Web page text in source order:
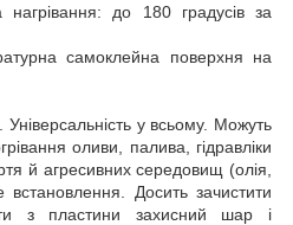
до 180 градусів за
самоклейна поверхня на
Універсальність у всьому. Можуть
оливи, палива, гідравліки
й агресивних середовищ (олія,
Досить зачистити
з пластини захисний шар і